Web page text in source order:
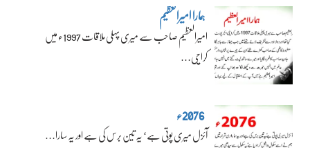
ہمارا امیرالعظیم
امیرالعظیم صاحب سے میری پہلی ملاقات 1997ء میں
کراچی…
2076ء
آئزل میری پوتی ہے‘ یہ تین برس کی ہے اور یہ سارا…